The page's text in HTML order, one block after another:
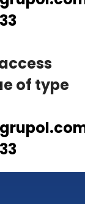
33
of type
33